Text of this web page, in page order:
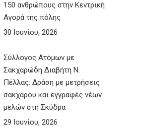
150 ανθρώπους στην Κεντρική
Αγορά της πόλης
30 Ιουνίου, 2026
Σύλλογος Ατόμων με
Σακχαρώδη Διαβήτη Ν.
Πέλλας: Δράση με μετρήσεις
σακχάρου και εγγραφές νέων
μελών στη Σκύδρα
29 Ιουνίου, 2026